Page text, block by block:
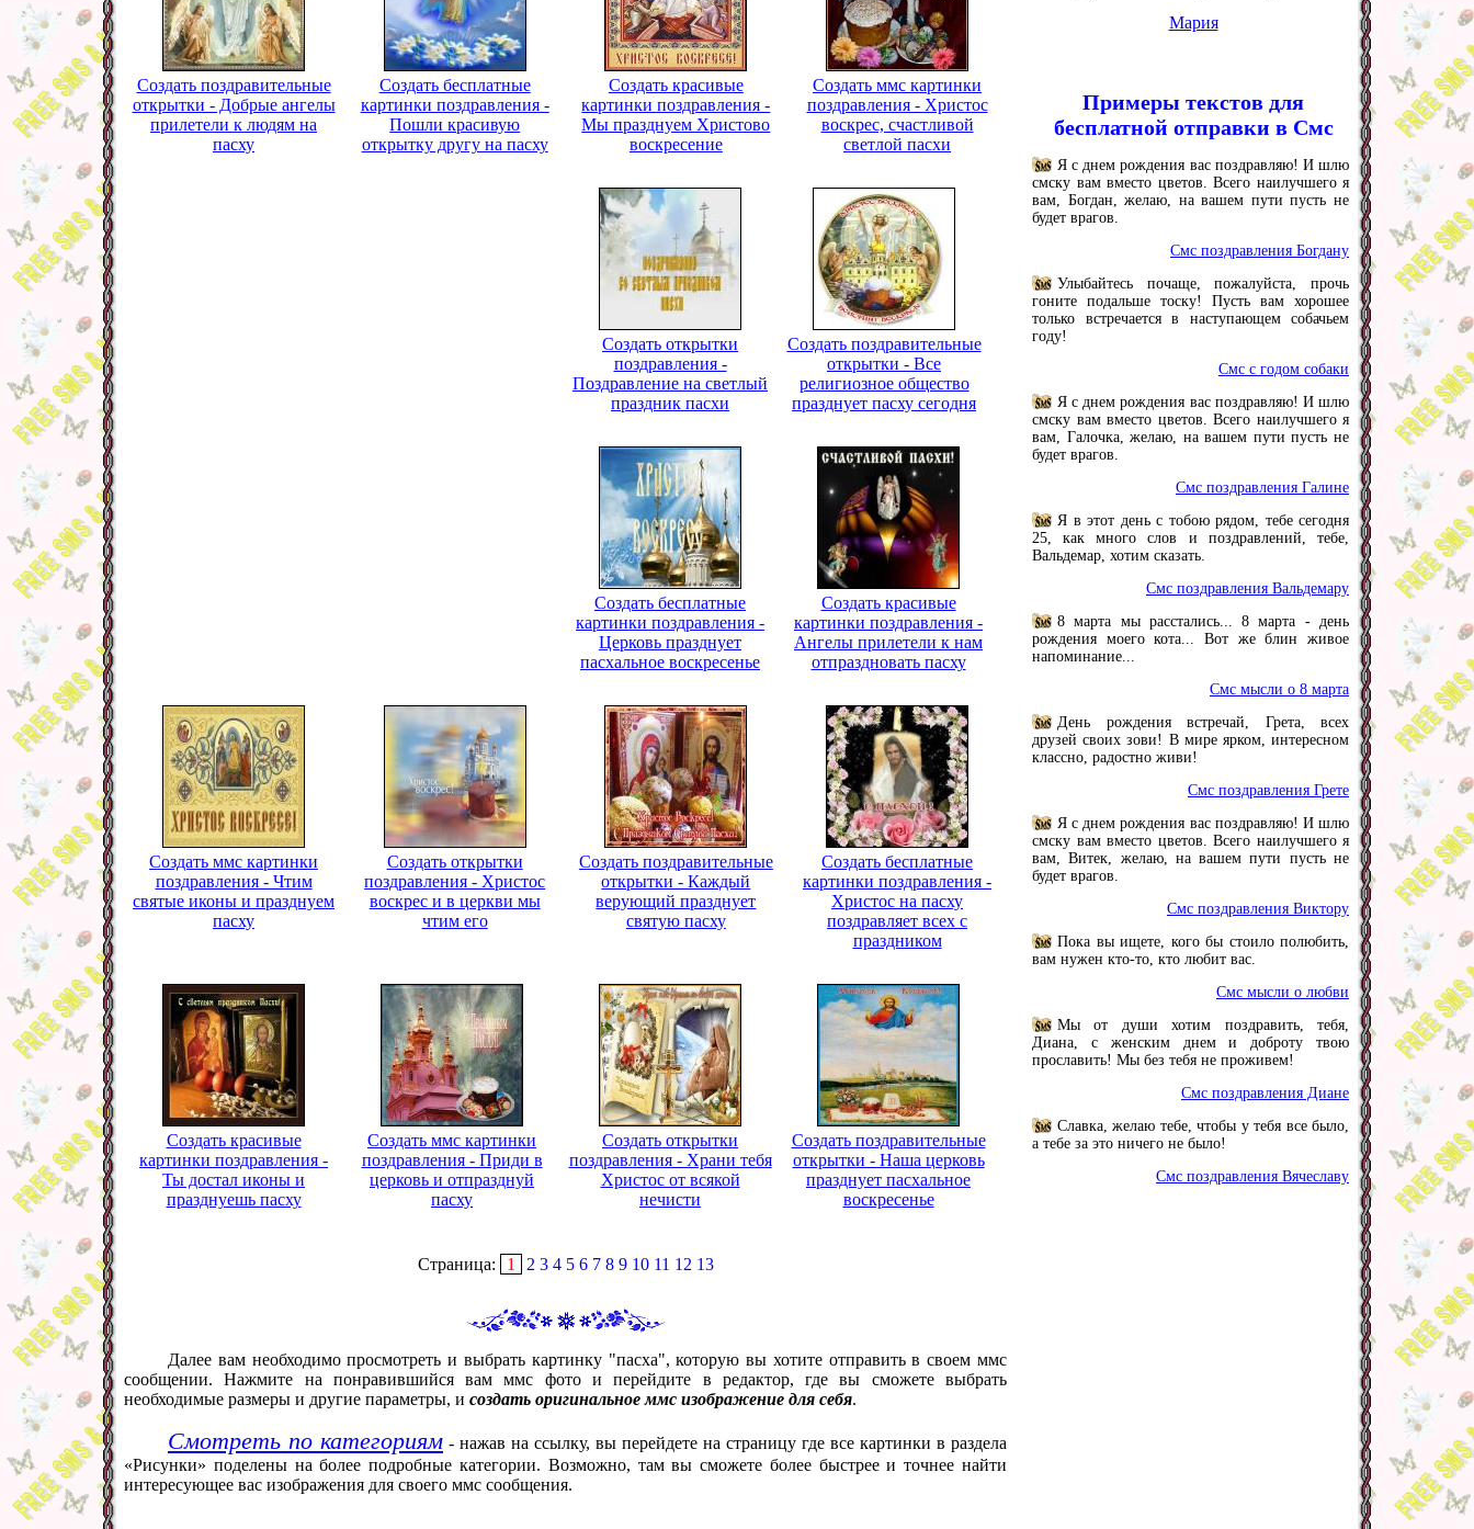
Создать поздравительные
открытки - Добрые ангелы
прилетели к людям на
пасху
Создать бесплатные
картинки поздравления -
Пошли красивую
открытку другу на пасху
Создать красивые
картинки поздравления -
Мы празднуем Христово
воскресение
Создать ммс картинки
поздравления - Христос
воскрес, счастливой
светлой пасхи
Создать открытки
поздравления -
Поздравление на светлый
праздник пасхи
Создать поздравительные
открытки - Все
религиозное общество
празднует пасху сегодня
Создать бесплатные
картинки поздравления -
Церковь празднует
пасхальное воскресенье
Создать красивые
картинки поздравления -
Ангелы прилетели к нам
отпраздновать пасху
Создать ммс картинки
поздравления - Чтим
святые иконы и празднуем
пасху
Создать открытки
поздравления - Христос
воскрес и в церкви мы
чтим его
Создать поздравительные
открытки - Каждый
верующий празднует
святую пасху
Создать бесплатные
картинки поздравления -
Христос на пасху
поздравляет всех с
праздником
Создать красивые
картинки поздравления -
Ты достал иконы и
празднуешь пасху
Создать ммс картинки
поздравления - Приди в
церковь и отпразднуй
пасху
Создать открытки
поздравления - Храни тебя
Христос от всякой
нечисти
Создать поздравительные
открытки - Наша церковь
празднует пасхальное
воскресенье
Страница: 1 2 3 4 5 6 7 8 9 10 11 12 13
Далее вам необходимо просмотреть и выбрать картинку "пасха", которую вы хотите отправить в своем ммс
сообщении. Нажмите на понравившийся вам ммс фото и перейдите в редактор, где вы сможете выбрать
необходимые размеры и другие параметры, и создать оригинальное ммс изображение для себя.
Смотреть по категориям - нажав на ссылку, вы перейдете на страницу где все картинки в раздела
«Рисунки» поделены на более подробные категории. Возможно, там вы сможете более быстрее и точнее найти
интересующее вас изображения для своего ммс сообщения.
Мария
Примеры текстов для
бесплатной отправки в Смс
Я с днем рождения вас поздравляю! И шлю
смску вам вместо цветов. Всего наилучшего я
вам, Богдан, желаю, на вашем пути пусть не
будет врагов.
Смс поздравления Богдану
Улыбайтесь почаще, пожалуйста, прочь
гоните подальше тоску! Пусть вам хорошее
только встречается в наступающем собачьем
году!
Смс с годом собаки
Я с днем рождения вас поздравляю! И шлю
смску вам вместо цветов. Всего наилучшего я
вам, Галочка, желаю, на вашем пути пусть не
будет врагов.
Смс поздравления Галине
Я в этот день с тобою рядом, тебе сегодня
25, как много слов и поздравлений, тебе,
Вальдемар, хотим сказать.
Смс поздравления Вальдемару
8 марта мы расстались... 8 марта - день
рождения моего кота... Вот же блин живое
напоминание...
Смс мысли о 8 марта
День рождения встречай, Грета, всех
друзей своих зови! В мире ярком, интересном
классно, радостно живи!
Смс поздравления Грете
Я с днем рождения вас поздравляю! И шлю
смску вам вместо цветов. Всего наилучшего я
вам, Витек, желаю, на вашем пути пусть не
будет врагов.
Смс поздравления Виктору
Пока вы ищете, кого бы стоило полюбить,
вам нужен кто-то, кто любит вас.
Смс мысли о любви
Мы от души хотим поздравить, тебя,
Диана, с женским днем и доброту твою
прославить! Мы без тебя не проживем!
Смс поздравления Диане
Славка, желаю тебе, чтобы у тебя все было,
а тебе за это ничего не было!
Смс поздравления Вячеславу